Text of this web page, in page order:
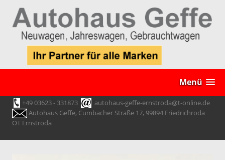
Menü
+49 03623 - 331873
autohaus-geffe-ernstroda@t-online.de
Autohaus Geffe, Cumbacher Straße 17, 99894 Friedrichroda
OT Ernstroda